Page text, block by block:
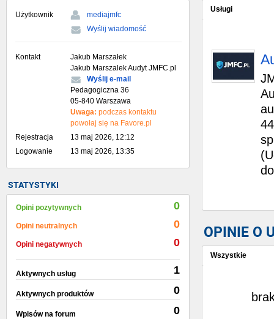
Użytkownik
mediajmfc
Wyślij wiadomość
Kontakt
Jakub Marszałek
Jakub Marszalek Audyt JMFC.pl
Wyślij e-mail
Pedagogiczna 36
05-840 Warszawa
Uwaga: podczas kontaktu
powołaj się na Favore.pl
Rejestracja
13 maj 2026, 12:12
Logowanie
13 maj 2026, 13:35
STATYSTYKI
Opini pozytywnych 0
Opini neutralnych 0
Opini negatywnych 0
Aktywnych usług 1
Aktywnych produktów 0
Wpisów na forum 0
Usługi
OPINIE O
Wszystkie